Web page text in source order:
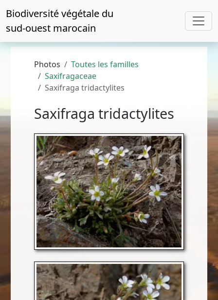
Biodiversité végétale du
sud-ouest marocain
Photos
Toutes les familles
Saxifragaceae
Saxifraga tridactylites
Saxifraga tridactylites